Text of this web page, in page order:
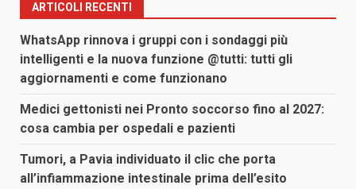
ARTICOLI RECENTI
WhatsApp rinnova i gruppi con i sondaggi più
intelligenti e la nuova funzione @tutti: tutti gli
aggiornamenti e come funzionano
Medici gettonisti nei Pronto soccorso fino al 2027:
cosa cambia per ospedali e pazienti
Tumori, a Pavia individuato il clic che porta
all’infiammazione intestinale prima dell’esito